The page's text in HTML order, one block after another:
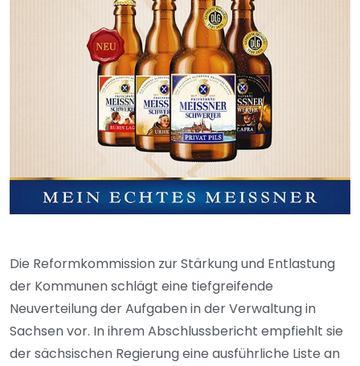
Die Reformkommission zur Stärkung und Entlastung
der Kommunen schlägt eine tiefgreifende
Neuverteilung der Aufgaben in der Verwaltung in
Sachsen vor. In ihrem Abschlussbericht empfiehlt sie
der sächsischen Regierung eine ausführliche Liste an